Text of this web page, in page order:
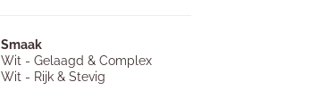
Smaak
Wit - Gelaagd & Complex
Wit - Rijk & Stevig